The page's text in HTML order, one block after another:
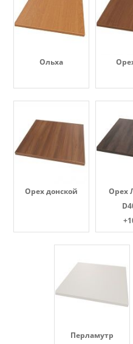
Ольха
Орех донской
Орех
Перламутр